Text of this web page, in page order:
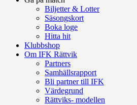
Biljetter & Lotter
Säsongskort
Boka loge
Hitta hit
Klubbshop
Om IFK Rättvik
Partners
Samhällsrapport
Bli partner till IFK
Värdegrund
Rättviks- modellen